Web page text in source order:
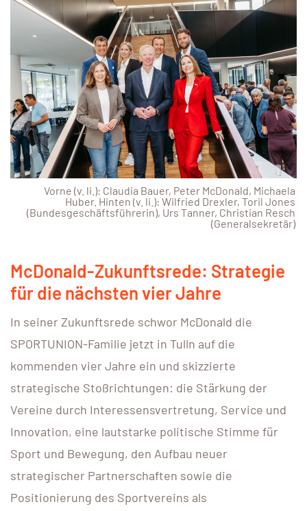
Vorne (v. li.): Claudia Bauer, Peter McDonald, Michaela
Huber. Hinten (v. li.): Wilfried Drexler, Toril Jones
(Bundesgeschäftsführerin), Urs Tanner, Christian Resch
(Generalsekretär)
McDonald-Zukunftsrede: Strategie
für die nächsten vier Jahre
In seiner Zukunftsrede schwor McDonald die
SPORTUNION-Familie jetzt in Tulln auf die
kommenden vier Jahre ein und skizzierte
strategische Stoßrichtungen: die Stärkung der
Vereine durch Interessensvertretung, Service und
Innovation, eine lautstarke politische Stimme für
Sport und Bewegung, den Aufbau neuer
strategischer Partnerschaften sowie die
Positionierung des Sportvereins als